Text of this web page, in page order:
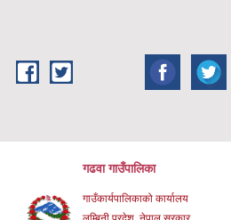
गढवा गाउँपालिका
गाउँकार्यपालिकाको कार्यालय